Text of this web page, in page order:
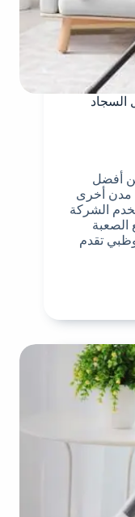
أفضل
مدن أخرى
الشركة
الصعبة
تقدم